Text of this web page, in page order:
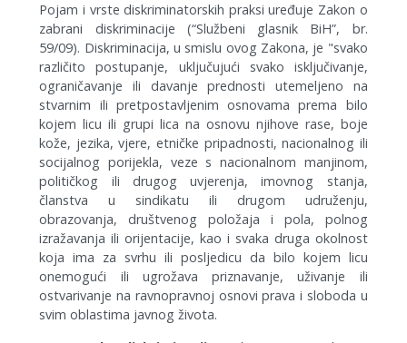
Pojam i vrste diskriminatorskih praksi uređuje Zakon o
zabrani diskriminacije (“Službeni glasnik BiH”, br.
59/09). Diskriminacija, u smislu ovog Zakona, je "svako
različito postupanje, uključujući svako isključivanje,
ograničavanje ili davanje prednosti utemeljeno na
stvarnim ili pretpostavljenim osnovama prema bilo
kojem licu ili grupi lica na osnovu njihove rase, boje
kože, jezika, vjere, etničke pripadnosti, nacionalnog ili
socijalnog porijekla, veze s nacionalnom manjinom,
političkog ili drugog uvjerenja, imovnog stanja,
članstva u sindikatu ili drugom udruženju,
obrazovanja, društvenog položaja i pola, polnog
izražavanja ili orijentacije, kao i svaka druga okolnost
koja ima za svrhu ili posljedicu da bilo kojem licu
onemogući ili ugrožava priznavanje, uživanje ili
ostvarivanje na ravnopravnoj osnovi prava i sloboda u
svim oblastima javnog života.